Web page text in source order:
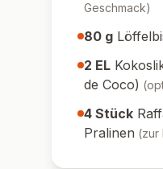
Geschmack)
80 g
2 EL
de Coco) (
4 Stück
Pralinen (zur